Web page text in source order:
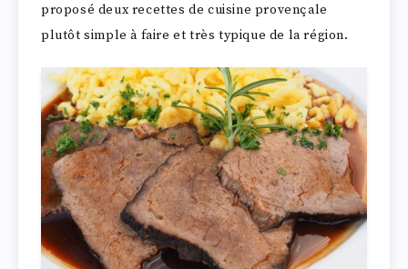
proposé deux recettes de cuisine provençale
plutôt simple à faire et très typique de la région.